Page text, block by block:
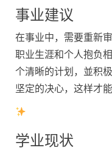
事业建议
在事业中，需要重新
职业生涯和个人抱负
个清晰的计划，並积
坚定的决心，这样才
学业现状